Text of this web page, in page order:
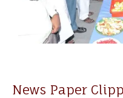
News Paper